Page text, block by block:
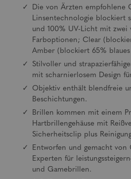
Die von Ärzten empfohlene
Linsentechnologie blockiert
und 100% UV-Licht mit zwei
Farboptionen; Clear
Amber (blockiert 65%
Stilvoller und
mit scharnierlosem Design
Objektiv enthält blendfreie
Beschichtungen.
Brillen kommen mit einem
Hartbrillengehäuse mit
Sicherheitsclip plus
Entworfen und gemacht von
Experten für
und Gamebrillen.